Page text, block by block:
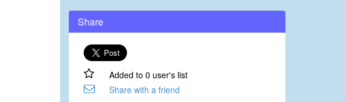
Share
Added to 0 user's list
Share with a friend